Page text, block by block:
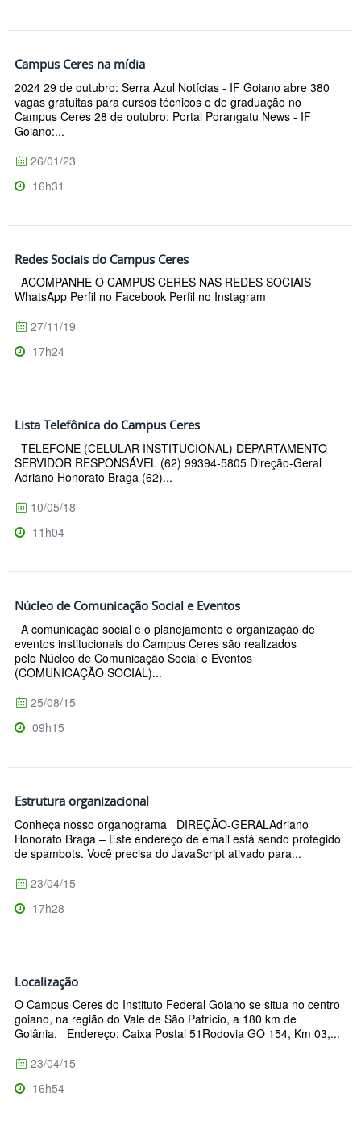
Campus Ceres na mídia
2024 29 de outubro: Serra Azul Notícias - IF Goiano abre 380
vagas gratuitas para cursos técnicos e de graduação no
Campus Ceres 28 de outubro: Portal Porangatu News - IF
Goiano:...
26/01/23
16h31
Redes Sociais do Campus Ceres
ACOMPANHE O CAMPUS CERES NAS REDES SOCIAIS
WhatsApp Perfil no Facebook Perfil no Instagram
27/11/19
17h24
Lista Telefônica do Campus Ceres
TELEFONE (CELULAR INSTITUCIONAL) DEPARTAMENTO
SERVIDOR RESPONSÁVEL (62) 99394-5805 Direção-Geral
Adriano Honorato Braga (62)...
10/05/18
11h04
Núcleo de Comunicação Social e Eventos
A comunicação social e o planejamento e organização de
eventos institucionais do Campus Ceres são realizados
pelo Núcleo de Comunicação Social e Eventos
(COMUNICAÇÃO SOCIAL)...
25/08/15
09h15
Estrutura organizacional
Conheça nosso organograma DIREÇÃO-GERALAdriano
Honorato Braga – Este endereço de email está sendo protegido
de spambots. Você precisa do JavaScript ativado para...
23/04/15
17h28
Localização
O Campus Ceres do Instituto Federal Goiano se situa no centro
goiano, na região do Vale de São Patrício, a 180 km de
Goiânia. Endereço: Caixa Postal 51Rodovia GO 154, Km 03,...
23/04/15
16h54